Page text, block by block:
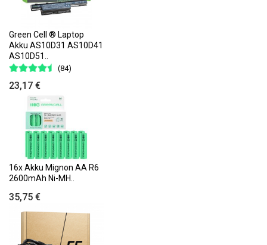
Green Cell ® Laptop
Akku AS10D31 AS10D41
AS10D51..
(84)
23,17 €
16x Akku Mignon AA R6
2600mAh Ni-MH..
35,75 €